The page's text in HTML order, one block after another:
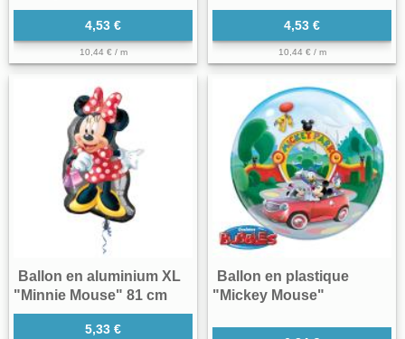
4,53 €
10,44 € / m
4,53 €
10,44 € / m
Ballon en aluminium XL
"Minnie Mouse" 81 cm
5,33 €
Ballon en plastique
"Mickey Mouse"